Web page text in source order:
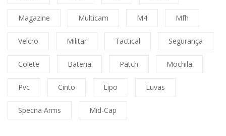
Magazine Multicam M4 Mfh
Velcro Militar Tactical Segurança
Colete Bateria Patch Mochila
Pvc Cinto Lipo Luvas
Specna Arms Mid-Cap